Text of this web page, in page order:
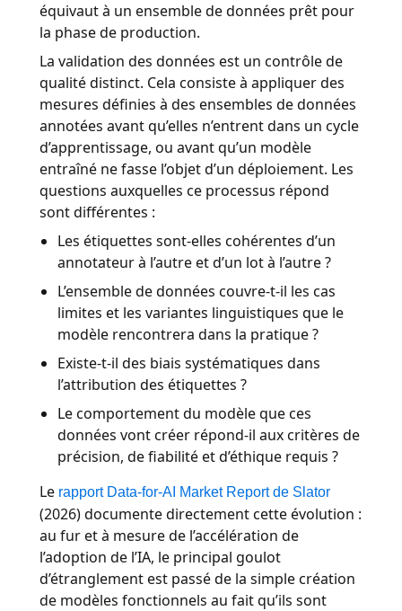
équivaut à un ensemble de données prêt pour
la phase de production.
La validation des données est un contrôle de
qualité distinct. Cela consiste à appliquer des
mesures définies à des ensembles de données
annotées avant qu’elles n’entrent dans un cycle
d’apprentissage, ou avant qu’un modèle
entraîné ne fasse l’objet d’un déploiement. Les
questions auxquelles ce processus répond
sont différentes :
Les étiquettes sont-elles cohérentes d’un
annotateur à l’autre et d’un lot à l’autre ?
L’ensemble de données couvre-t-il les cas
limites et les variantes linguistiques que le
modèle rencontrera dans la pratique ?
Existe-t-il des biais systématiques dans
l’attribution des étiquettes ?
Le comportement du modèle que ces
données vont créer répond-il aux critères de
précision, de fiabilité et d’éthique requis ?
Le rapport Data-for-AI Market Report de Slator
(2026) documente directement cette évolution :
au fur et à mesure de l’accélération de
l’adoption de l’IA, le principal goulot
d’étranglement est passé de la simple création
de modèles fonctionnels au fait qu’ils sont